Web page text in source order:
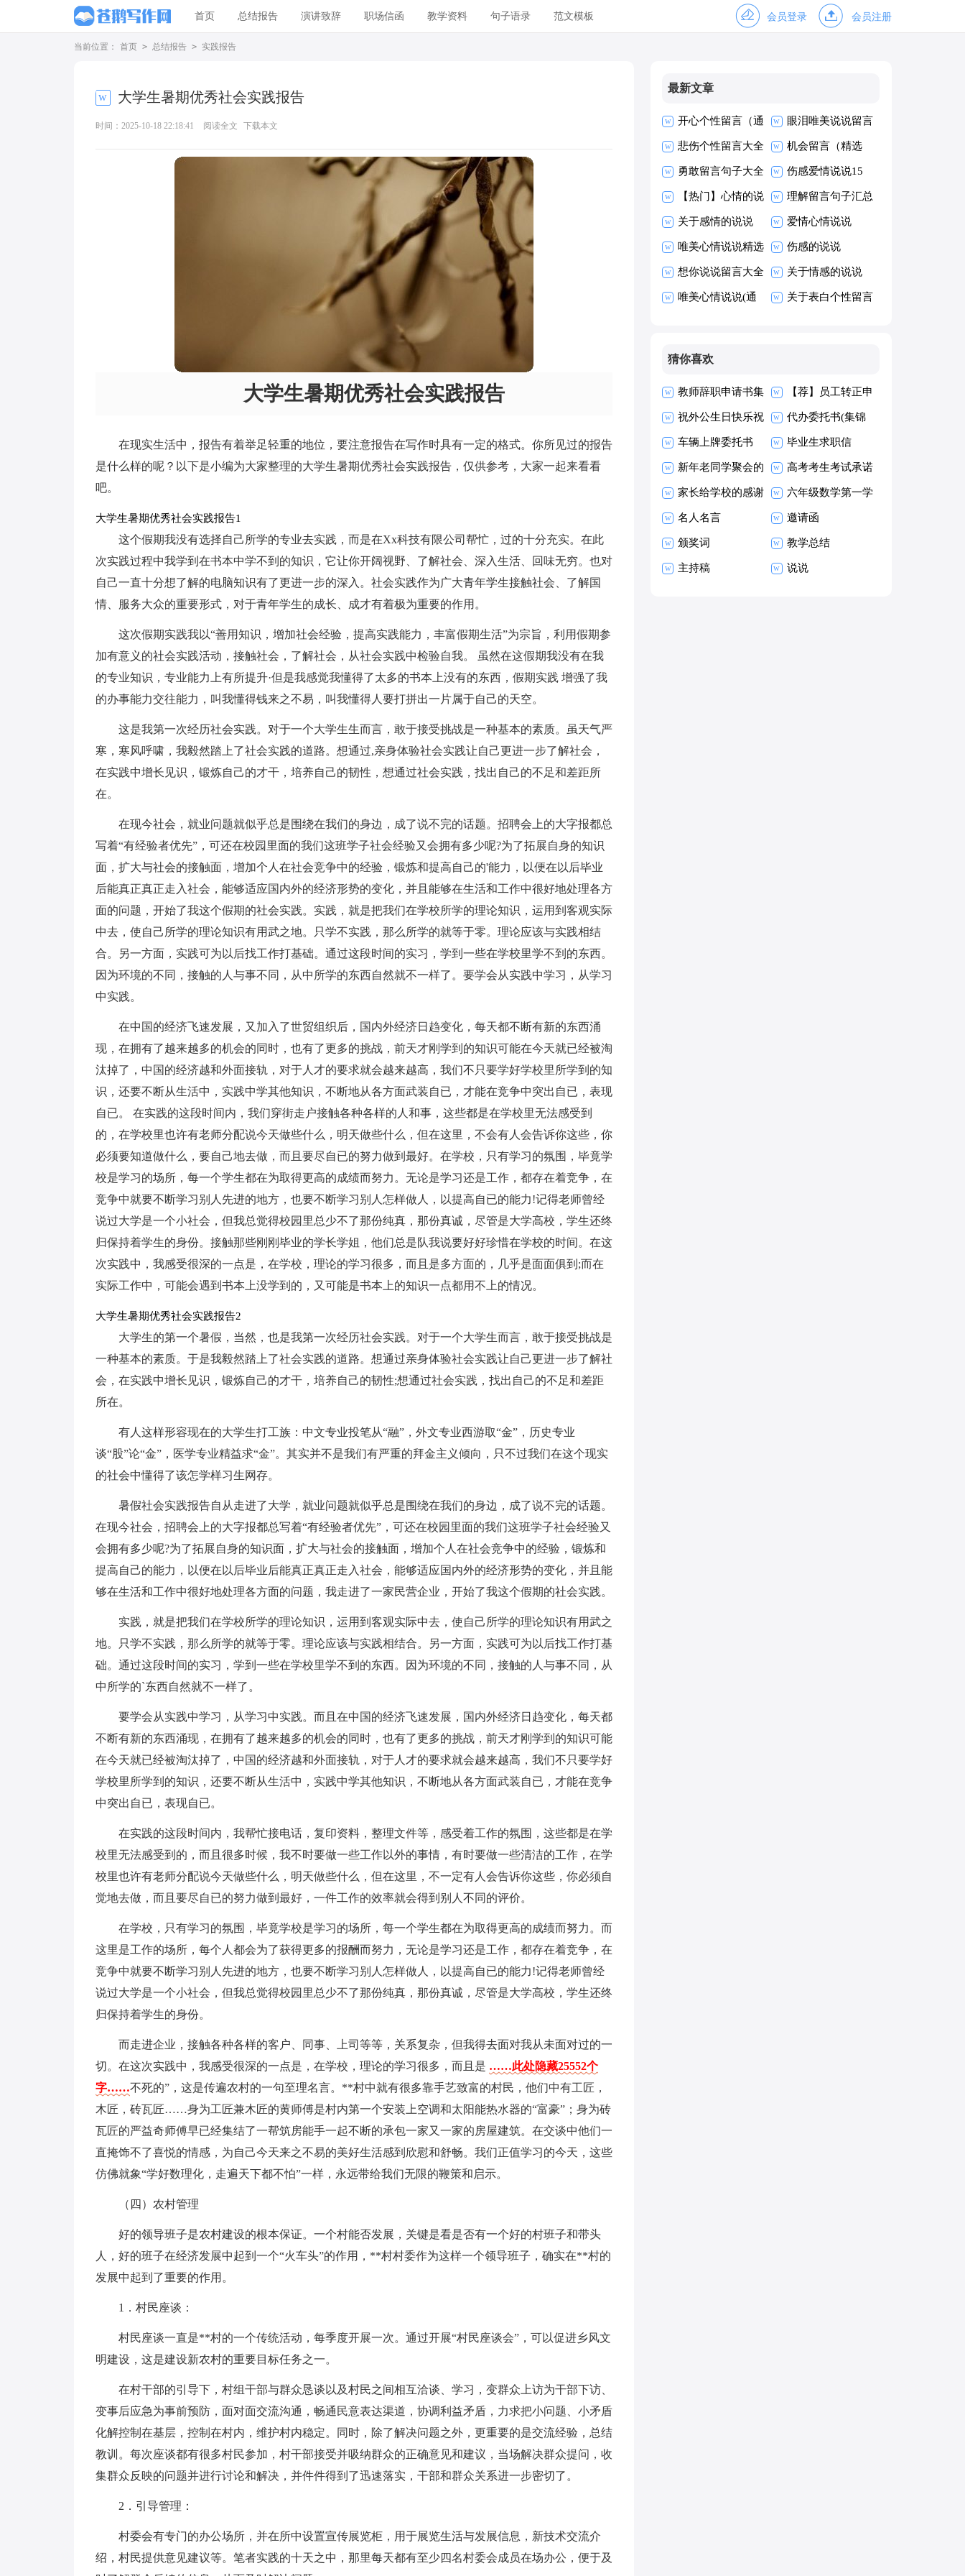
首页 总结报告 演讲致辞 职场信函 教学资料 句子语录 范文模板 会员登录 会员注册
当前位置： 首页 > 总结报告 > 实践报告
大学生暑期优秀社会实践报告
时间：2025-10-18 22:18:41 阅读全文 下载本文
大学生暑期优秀社会实践报告
在现实生活中，报告有着举足轻重的地位，要注意报告在写作时具有一定的格式。你所见过的报告
是什么样的呢？以下是小编为大家整理的大学生暑期优秀社会实践报告，仅供参考，大家一起来看看
吧。
大学生暑期优秀社会实践报告1
这个假期我没有选择自己所学的专业去实践，而是在Xx科技有限公司帮忙，过的十分充实。在此
次实践过程中我学到在书本中学不到的知识，它让你开阔视野、了解社会、深入生活、回味无穷。也对
自己一直十分想了解的电脑知识有了更进一步的深入。社会实践作为广大青年学生接触社会、了解国
情、服务大众的重要形式，对于青年学生的成长、成才有着极为重要的作用。
这次假期实践我以“善用知识，增加社会经验，提高实践能力，丰富假期生活”为宗旨，利用假期参
加有意义的社会实践活动，接触社会，了解社会，从社会实践中检验自我。 虽然在这假期我没有在我
的专业知识，专业能力上有所提升·但是我感觉我懂得了太多的书本上没有的东西，假期实践 增强了我
的办事能力交往能力，叫我懂得钱来之不易，叫我懂得人要打拼出一片属于自己的天空。
这是我第一次经历社会实践。对于一个大学生生而言，敢于接受挑战是一种基本的素质。虽天气严
寒，寒风呼啸，我毅然踏上了社会实践的道路。想通过,亲身体验社会实践让自己更进一步了解社会，
在实践中增长见识，锻炼自己的才干，培养自己的韧性，想通过社会实践，找出自己的不足和差距所
在。
在现今社会，就业问题就似乎总是围绕在我们的身边，成了说不完的话题。招聘会上的大字报都总
写着“有经验者优先”，可还在校园里面的我们这班学子社会经验又会拥有多少呢?为了拓展自身的知识
面，扩大与社会的接触面，增加个人在社会竞争中的经验，锻炼和提高自己的'能力，以便在以后毕业
后能真正真正走入社会，能够适应国内外的经济形势的变化，并且能够在生活和工作中很好地处理各方
面的问题，开始了我这个假期的社会实践。实践，就是把我们在学校所学的理论知识，运用到客观实际
中去，使自己所学的理论知识有用武之地。只学不实践，那么所学的就等于零。理论应该与实践相结
合。另一方面，实践可为以后找工作打基础。通过这段时间的实习，学到一些在学校里学不到的东西。
因为环境的不同，接触的人与事不同，从中所学的东西自然就不一样了。要学会从实践中学习，从学习
中实践。
在中国的经济飞速发展，又加入了世贸组织后，国内外经济日趋变化，每天都不断有新的东西涌
现，在拥有了越来越多的机会的同时，也有了更多的挑战，前天才刚学到的知识可能在今天就已经被淘
汰掉了，中国的经济越和外面接轨，对于人才的要求就会越来越高，我们不只要学好学校里所学到的知
识，还要不断从生活中，实践中学其他知识，不断地从各方面武装自已，才能在竞争中突出自已，表现
自已。 在实践的这段时间内，我们穿街走户接触各种各样的人和事，这些都是在学校里无法感受到
的，在学校里也许有老师分配说今天做些什么，明天做些什么，但在这里，不会有人会告诉你这些，你
必须要知道做什么，要自己地去做，而且要尽自已的努力做到最好。在学校，只有学习的氛围，毕竟学
校是学习的场所，每一个学生都在为取得更高的成绩而努力。无论是学习还是工作，都存在着竞争，在
竞争中就要不断学习别人先进的地方，也要不断学习别人怎样做人，以提高自已的能力!记得老师曾经
说过大学是一个小社会，但我总觉得校园里总少不了那份纯真，那份真诚，尽管是大学高校，学生还终
归保持着学生的身份。接触那些刚刚毕业的学长学姐，他们总是队我说要好好珍惜在学校的时间。在这
次实践中，我感受很深的一点是，在学校，理论的学习很多，而且是多方面的，几乎是面面俱到;而在
实际工作中，可能会遇到书本上没学到的，又可能是书本上的知识一点都用不上的情况。
大学生暑期优秀社会实践报告2
大学生的第一个暑假，当然，也是我第一次经历社会实践。对于一个大学生而言，敢于接受挑战是
一种基本的素质。于是我毅然踏上了社会实践的道路。想通过亲身体验社会实践让自己更进一步了解社
会，在实践中增长见识，锻炼自己的才干，培养自己的韧性;想通过社会实践，找出自己的不足和差距
所在。
有人这样形容现在的大学生打工族：中文专业投笔从“融”，外文专业西游取“金”，历史专业
谈“股”论“金”，医学专业精益求“金”。其实并不是我们有严重的拜金主义倾向，只不过我们在这个现实
的社会中懂得了该怎学样习生网存。
暑假社会实践报告自从走进了大学，就业问题就似乎总是围绕在我们的身边，成了说不完的话题。
在现今社会，招聘会上的大字报都总写着“有经验者优先”，可还在校园里面的我们这班学子社会经验又
会拥有多少呢?为了拓展自身的知识面，扩大与社会的接触面，增加个人在社会竞争中的经验，锻炼和
提高自己的能力，以便在以后毕业后能真正真正走入社会，能够适应国内外的经济形势的变化，并且能
够在生活和工作中很好地处理各方面的问题，我走进了一家民营企业，开始了我这个假期的社会实践。
实践，就是把我们在学校所学的理论知识，运用到客观实际中去，使自己所学的理论知识有用武之
地。只学不实践，那么所学的就等于零。理论应该与实践相结合。另一方面，实践可为以后找工作打基
础。通过这段时间的实习，学到一些在学校里学不到的东西。因为环境的不同，接触的人与事不同，从
中所学的`东西自然就不一样了。
要学会从实践中学习，从学习中实践。而且在中国的经济飞速发展，国内外经济日趋变化，每天都
不断有新的东西涌现，在拥有了越来越多的机会的同时，也有了更多的挑战，前天才刚学到的知识可能
在今天就已经被淘汰掉了，中国的经济越和外面接轨，对于人才的要求就会越来越高，我们不只要学好
学校里所学到的知识，还要不断从生活中，实践中学其他知识，不断地从各方面武装自已，才能在竞争
中突出自已，表现自已。
在实践的这段时间内，我帮忙接电话，复印资料，整理文件等，感受着工作的氛围，这些都是在学
校里无法感受到的，而且很多时候，我不时要做一些工作以外的事情，有时要做一些清洁的工作，在学
校里也许有老师分配说今天做些什么，明天做些什么，但在这里，不一定有人会告诉你这些，你必须自
觉地去做，而且要尽自已的努力做到最好，一件工作的效率就会得到别人不同的评价。
在学校，只有学习的氛围，毕竟学校是学习的场所，每一个学生都在为取得更高的成绩而努力。而
这里是工作的场所，每个人都会为了获得更多的报酬而努力，无论是学习还是工作，都存在着竞争，在
竞争中就要不断学习别人先进的地方，也要不断学习别人怎样做人，以提高自已的能力!记得老师曾经
说过大学是一个小社会，但我总觉得校园里总少不了那份纯真，那份真诚，尽管是大学高校，学生还终
归保持着学生的身份。
而走进企业，接触各种各样的客户、同事、上司等等，关系复杂，但我得去面对我从未面对过的一
切。在这次实践中，我感受很深的一点是，在学校，理论的学习很多，而且是 ……此处隐藏25552个
字……不死的”，这是传遍农村的一句至理名言。**村中就有很多靠手艺致富的村民，他们中有工匠，
木匠，砖瓦匠……身为工匠兼木匠的黄师傅是村内第一个安装上空调和太阳能热水器的“富豪”；身为砖
瓦匠的严益奇师傅早已经集结了一帮筑房能手一起不断的承包一家又一家的房屋建筑。在交谈中他们一
直掩饰不了喜悦的情感，为自己今天来之不易的美好生活感到欣慰和舒畅。我们正值学习的今天，这些
仿佛就象“学好数理化，走遍天下都不怕”一样，永远带给我们无限的鞭策和启示。
（四）农村管理
好的领导班子是农村建设的根本保证。一个村能否发展，关键是看是否有一个好的村班子和带头
人，好的班子在经济发展中起到一个“火车头”的作用，**村村委作为这样一个领导班子，确实在**村的
发展中起到了重要的作用。
1．村民座谈：
村民座谈一直是**村的一个传统活动，每季度开展一次。通过开展“村民座谈会”，可以促进乡风文
明建设，这是建设新农村的重要目标任务之一。
在村干部的引导下，村组干部与群众恳谈以及村民之间相互洽谈、学习，变群众上访为干部下访、
变事后应急为事前预防，面对面交流沟通，畅通民意表达渠道，协调利益矛盾，力求把小问题、小矛盾
化解控制在基层，控制在村内，维护村内稳定。同时，除了解决问题之外，更重要的是交流经验，总结
教训。每次座谈都有很多村民参加，村干部接受并吸纳群众的正确意见和建议，当场解决群众提问，收
集群众反映的问题并进行讨论和解决，并件件得到了迅速落实，干部和群众关系进一步密切了。
2．引导管理：
村委会有专门的办公场所，并在所中设置宣传展览柜，用于展览生活与发展信息，新技术交流介
绍，村民提供意见建议等。笔者实践的十天之中，那里每天都有至少四名村委会成员在场办公，便于及
最新文章
开心个性留言（通
用40句）
眼泪唯美说说留言
大全50句精选
悲伤个性留言大全
（精选50句）
机会留言（精选
60句）
勇敢留言句子大全
60句精选
伤感爱情说说15
篇
【热门】心情的说
说
理解留言句子汇总
60句
关于感情的说说
【精】
爱情心情说说
唯美心情说说精选
15篇
伤感的说说
想你说说留言大全
100句精选
关于情感的说说
【热门】
唯美心情说说(通 关于表白个性留言
猜你喜欢
教师辞职申请书集
合15篇
【荐】员工转正申
请书
祝外公生日快乐祝
福语
代办委托书(集锦
15篇)
车辆上牌委托书 毕业生求职信
【热】
新年老同学聚会的
祝酒词
高考考生考试承诺
书15篇
家长给学校的感谢
信
六年级数学第一学
期教学工作总结
名人名言 邀请函
颁奖词 教学总结
主持稿 说说